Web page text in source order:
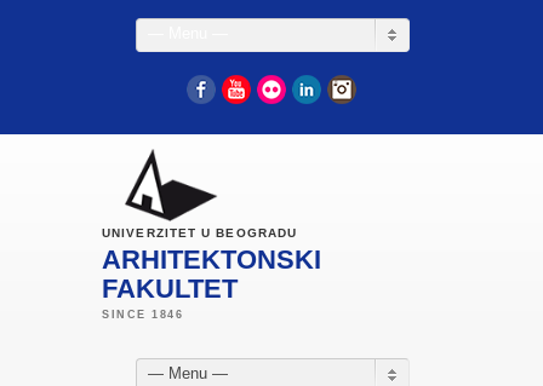
FacebookYouTube
Flickr LinkedIn
UNIVERZITET U BEOGRADU
ARHITEKTONSKI
FAKULTET
— Menu —